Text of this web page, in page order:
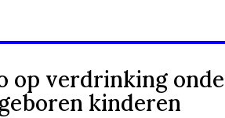
op verdrinking
kinderen